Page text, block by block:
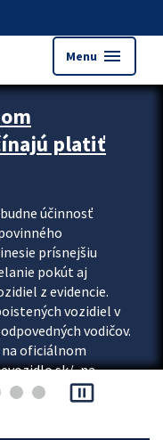
Menu menu
platiť
účinnosť
prísnejšiu
pokút aj
z evidencie.
vozidiel v
vodičov.
oficiálnom
, na
overiť si...
pause_presentation